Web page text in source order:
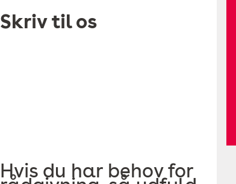
Skriv til os
Hvis du har behov for